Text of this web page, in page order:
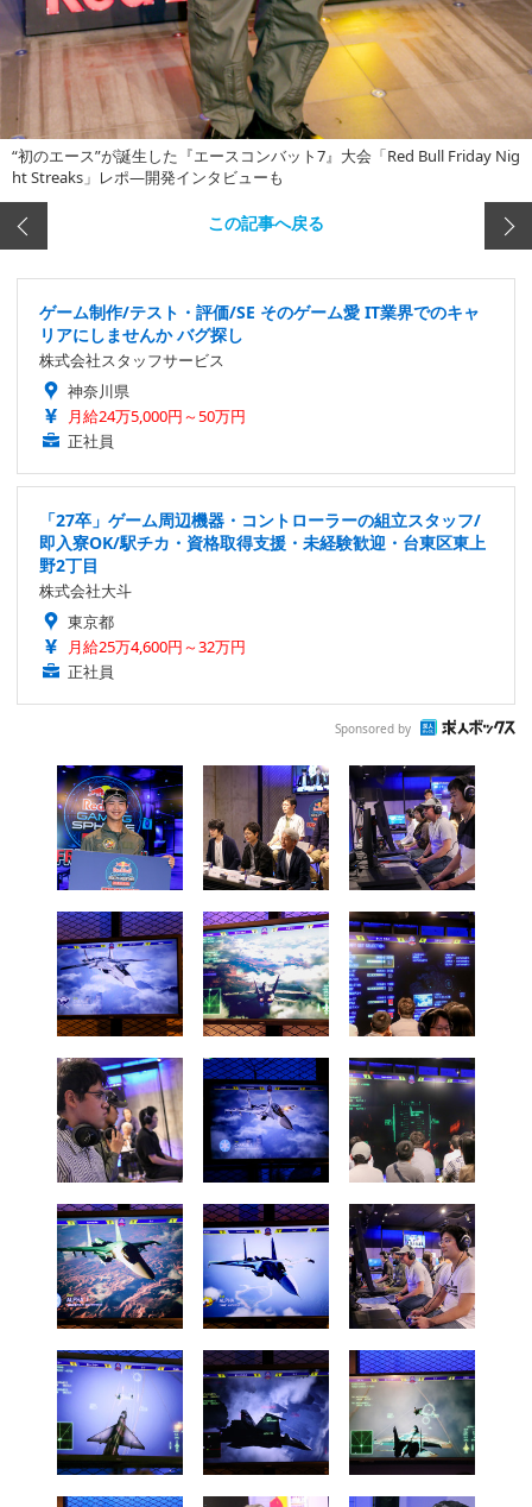
“初のエース”が誕生した『エースコンバット7』大会「Red Bull Friday Nig
ht Streaks」レポ―開発インタビューも
この記事へ戻る
ゲーム制作/テスト・評価/SE そのゲーム愛 IT業界でのキャ
リアにしませんか バグ探し
株式会社スタッフサービス
神奈川県
月給24万5,000円～50万円
正社員
「27卒」ゲーム周辺機器・コントローラーの組立スタッフ/
即入寮OK/駅チカ・資格取得支援・未経験歓迎・台東区東上
野2丁目
株式会社大斗
東京都
月給25万4,600円～32万円
正社員
Sponsored by